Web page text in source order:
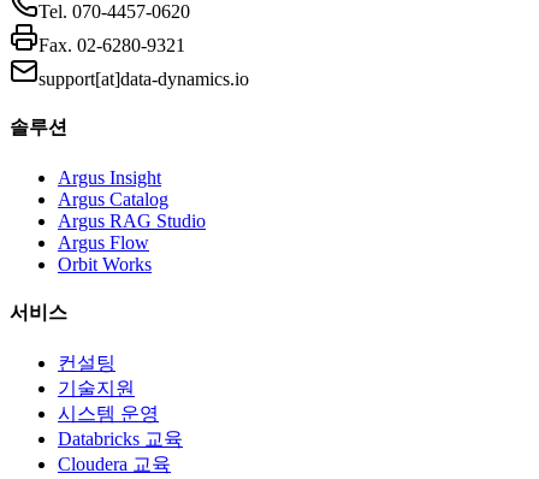
Tel. 070-4457-0620
Fax. 02-6280-9321
support[at]data-dynamics.io
솔루션
Argus Insight
Argus Catalog
Argus RAG Studio
Argus Flow
Orbit Works
서비스
컨설팅
기술지원
시스템 운영
Databricks 교육
Cloudera 교육